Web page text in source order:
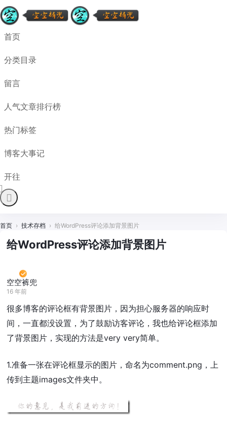
首页
分类目录
留言
人气文章排行榜
热门标签
博客大事记
开往
首页 › 技术存档 › 给WordPress评论添加背景图片
给WordPress评论添加背景图片
空空裤兜
16 年前
很多博客的评论框有背景图片，因为担心服务器的响应时
间，一直都没设置，为了鼓励访客评论，我也给评论框添加
了背景图片，实现的方法是very very简单。
1.准备一张在评论框显示的图片，命名为comment.png，上
传到主题images文件夹中。